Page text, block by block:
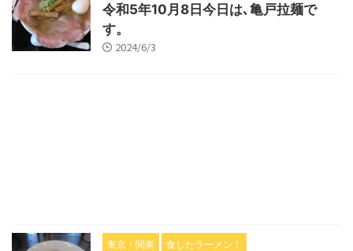
令和5年10月8日今日は､亀戸拉麺で
す。
2024/6/3
東京・関東 食したラーメン！